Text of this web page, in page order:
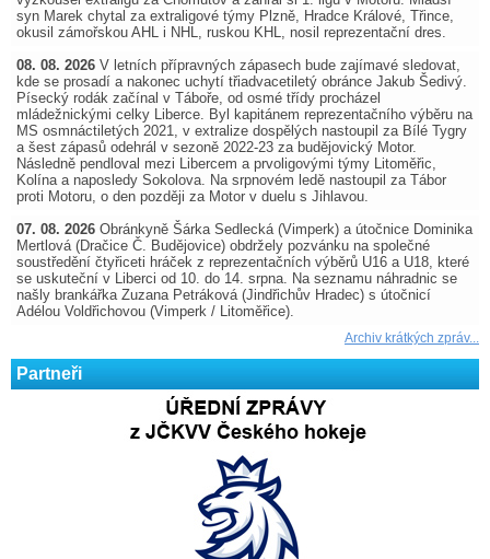
syn Marek chytal za extraligové týmy Plzně, Hradce Králové, Třince,
okusil zámořskou AHL i NHL, ruskou KHL, nosil reprezentační dres.
08. 08. 2026 V letních přípravných zápasech bude zajímavé sledovat,
kde se prosadí a nakonec uchytí třiadvacetiletý obránce Jakub Šedivý.
Písecký rodák začínal v Táboře, od osmé třídy procházel
mládežnickými celky Liberce. Byl kapitánem reprezentačního výběru na
MS osmnáctiletých 2021, v extralize dospělých nastoupil za Bílé Tygry
a šest zápasů odehrál v sezoně 2022-23 za budějovický Motor.
Následně pendloval mezi Libercem a prvoligovými týmy Litoměřic,
Kolína a naposledy Sokolova. Na srpnovém ledě nastoupil za Tábor
proti Motoru, o den později za Motor v duelu s Jihlavou.
07. 08. 2026 Obránkyně Šárka Sedlecká (Vimperk) a útočnice Dominika
Mertlová (Dračice Č. Budějovice) obdržely pozvánku na společné
soustředění čtyřiceti hráček z reprezentačních výběrů U16 a U18, které
se uskuteční v Liberci od 10. do 14. srpna. Na seznamu náhradnic se
našly brankářka Zuzana Petráková (Jindřichův Hradec) s útočnicí
Adélou Voldřichovou (Vimperk / Litoměřice).
Archiv krátkých zpráv...
Partneři